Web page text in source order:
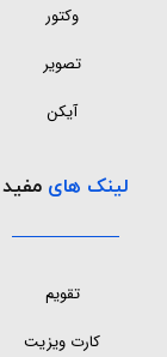
وکتور
تصویر
آیکن
لینک های مفید
تقویم
کارت ویزیت